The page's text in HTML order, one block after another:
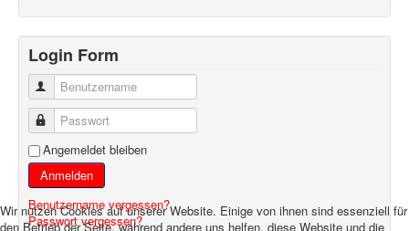
Login Form
Benutzername
Passwort
Angemeldet bleiben
Anmelden
Benutzername vergessen?
Passwort vergessen?
Wir nutzen Cookies auf unserer Website. Einige von ihnen sind essenziell für
den Betrieb der Seite, während andere uns helfen, diese Website und die